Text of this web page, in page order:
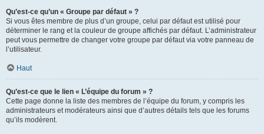
Qu’est-ce qu’un « Groupe par défaut » ?
Si vous êtes membre de plus d’un groupe, celui par défaut est utilisé pour
déterminer le rang et la couleur de groupe affichés par défaut. L’administrateur
peut vous permettre de changer votre groupe par défaut via votre panneau de
l’utilisateur.
Haut
Qu’est-ce que le lien « L’équipe du forum » ?
Cette page donne la liste des membres de l’équipe du forum, y compris les
administrateurs et modérateurs ainsi que d’autres détails tels que les forums
qu’ils modèrent.